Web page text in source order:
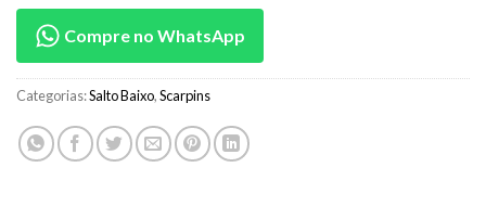
Compre no WhatsApp
Categorias:Salto Baixo,Scarpins